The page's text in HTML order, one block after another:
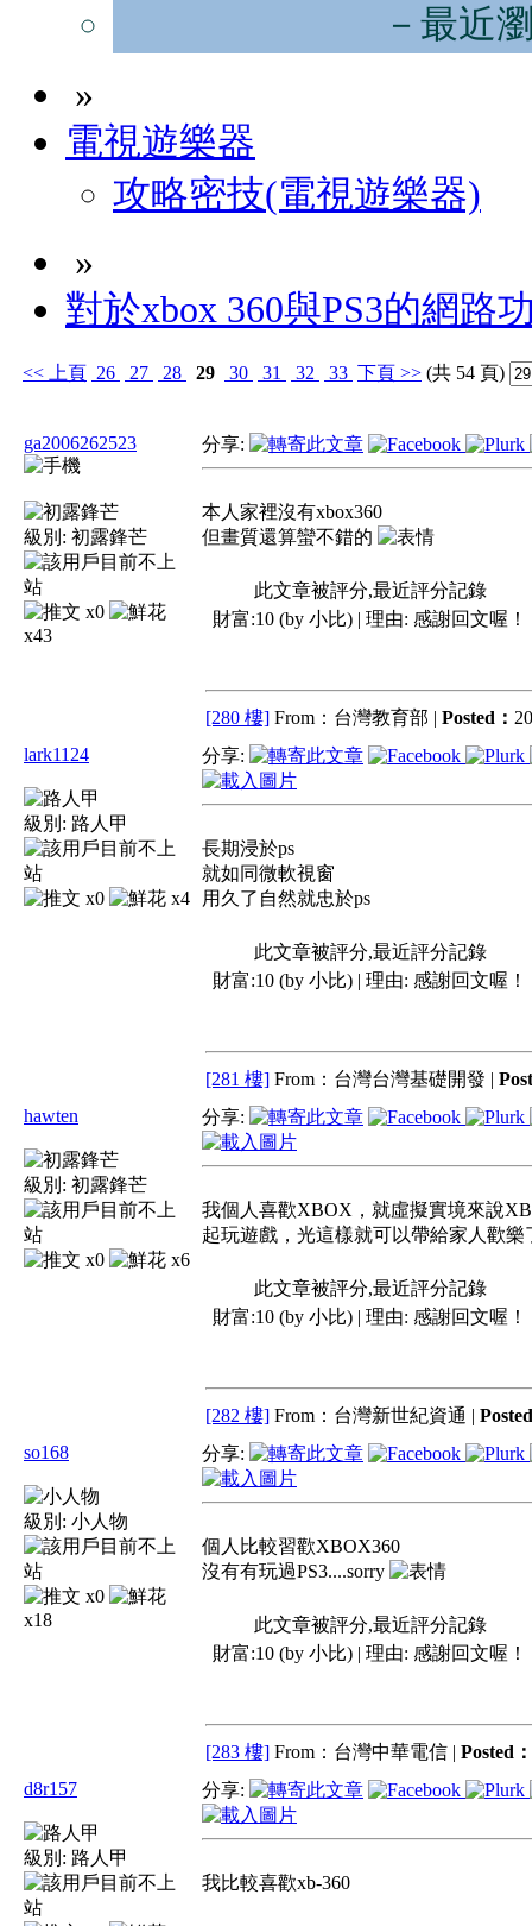
－最近
»
電視遊樂器
攻略密技(電視遊樂器)
»
對於xbox 360與PS3的網路
<< 上頁 26 27 28 29 30 31 32 33 下頁 >> (共 54 頁)
ga2006262523
級別: 初露鋒芒
x0
x43
分享:
本人家裡沒有xbox360
但畫質還算蠻不錯的
此文章被評分,最近評分記錄
財富:10 (by 小比) | 理由: 感謝回文喔！
[280 樓] From：台灣教育部 | Posted：
lark1124
級別: 路人甲
x0 x4
分享:
長期浸於ps
就如同微軟視窗
用久了自然就忠於ps
此文章被評分,最近評分記錄
財富:10 (by 小比) | 理由: 感謝回文喔！
[281 樓] From：台灣台灣基礎開發 |
hawten
級別: 初露鋒芒
x0 x6
分享:
我個人喜歡XBOX，就虛擬實境來說
起玩遊戲，光這樣就可以帶給家人歡樂
此文章被評分,最近評分記錄
財富:10 (by 小比) | 理由: 感謝回文喔！
[282 樓] From：台灣新世紀資通 |
so168
級別: 小人物
x0
x18
分享:
個人比較習歡XBOX360
沒有有玩過PS3....sorry
此文章被評分,最近評分記錄
財富:10 (by 小比) | 理由: 感謝回文喔！
[283 樓] From：台灣中華電信 | Posted：
d8r157
級別: 路人甲
分享:
我比較喜歡xb-360